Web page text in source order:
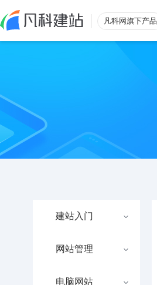
凡科网旗下产品
建站入门
网站管理
电脑网站